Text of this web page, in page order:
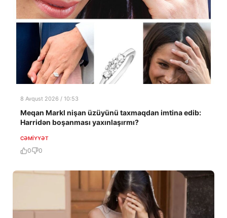
8 Avqust 2026 / 10:53
Meqan Markl nişan üzüyünü taxmaqdan imtina edib:
Harridən boşanması yaxınlaşırmı?
CƏMIYYƏT
0 0